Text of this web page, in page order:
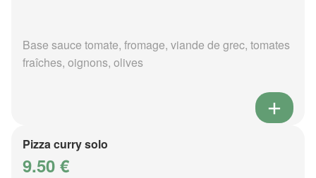
Base sauce tomate, fromage, viande de grec, tomates
fraîches, oignons, olives
Pizza curry solo
9.50 €